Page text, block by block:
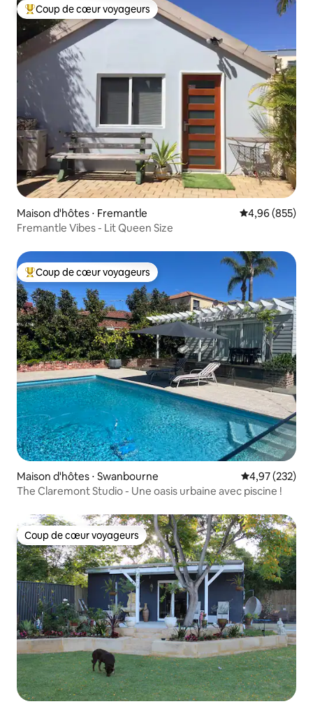
Coups de cœur voyageurs les plus appréciés
Coup de cœur voyageurs
Maison d'hôtes ⋅ Fremantle Évaluation
4,96 (855)
Fremantle Vibes - Lit Queen Size
Coups de cœur voyageurs les plus appréciés
Coup de cœur voyageurs
Maison d'hôtes ⋅ Swanbourne Évaluation
4,97 (232)
The Claremont Studio - Une oasis urbaine avec piscine !
Coup de cœur voyageurs
Coup de cœur voyageurs